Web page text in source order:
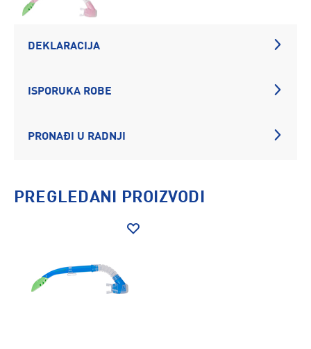
DEKLARACIJA
ISPORUKA ROBE
PRONAĐI U RADNJI
PREGLEDANI PROIZVODI